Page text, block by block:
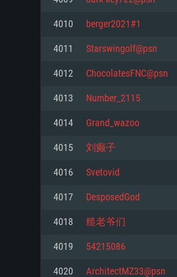
Mínimo
77XX / NVIDIA GeForce
mínima suportada: 720p
Network: Internet de
Disco: 23,1 GB
Mínimo
mais recente
Processador: Core i5
não suportado)
Memória: 6 GB
Placa Gráfica: Intel Iris
mínima suportada:
Network: Internet de
Disco: 21,5 GB
Mínimo
do Linux de 64bit
Processador: Dual-Core
Memória: 4 GB
Placa Gráfica: NVIDIA
recentes (não mais de
Vulkan (não mais de 6
suportada: 720p.
Network: Internet de
Disco: 21,5 GB
4010 berger2021#1
4011 Starswingolf@psn
4012 ChocolatesFNC@psn
4013 Number_2115
4014 Grand_wazoo
4015 刘癫子
4016 Svеtovid
4017 DesposedGod
4018 糙老爷们
4019 54215086
4020 ArchitectMZ33@psn